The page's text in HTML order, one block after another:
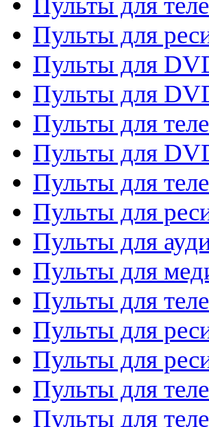
Пульты для
Пульты для
Пульты для
Пульты для
Пульты для
Пульты для
Пульты для
Пульты для
Пульты для
Пульты для
Пульты для
Пульты для
Пульты для
Пульты для